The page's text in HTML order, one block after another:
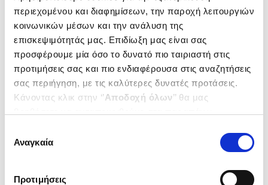
περιεχομένου και διαφημίσεων, την παροχή λειτουργιών
κοινωνικών μέσων και την ανάλυση της
επισκεψιμότητάς μας. Επιδίωξη μας είναι σας
προσφέρουμε μία όσο το δυνατό πιο ταιριαστή στις
προτιμήσεις σας και πιο ενδιαφέρουσα στις αναζητήσεις
σας περιήγηση, με τις καλύτερες δυνατές προτάσεις.
Κάνοντας κλικ στην ‘’Αποδοχή όλων’’ θα μας
ενδιαφέρουν και να επιλέξετε από τα παρακάτω με την
΄΄και να ενημερωθείτε σχετικά με
συγκατάθεσης
Αναγκαία
Προτιμήσεις
(P/B) Mystery Lights
VALENCIA LENA
Κωδ. Πολιτείας:5931-0000
Τιμή Πολιτείας